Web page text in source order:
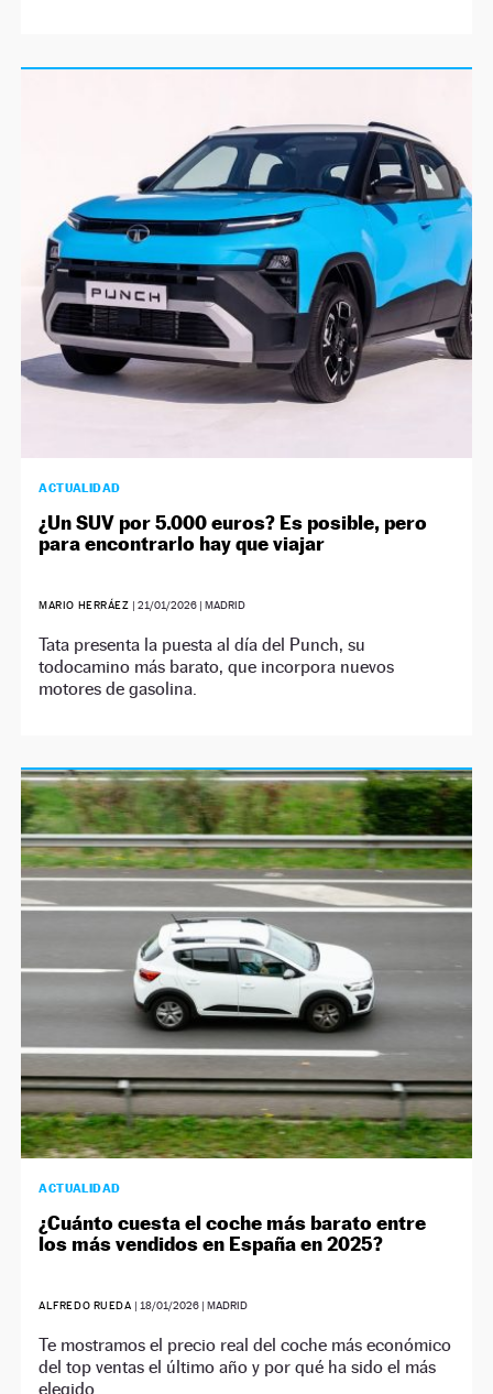
ACTUALIDAD
¿Un SUV por 5.000 euros? Es posible, pero
para encontrarlo hay que viajar
MARIO HERRÁEZ | 21/01/2026| MADRID
Tata presenta la puesta al día del Punch, su
todocamino más barato, que incorpora nuevos
motores de gasolina.
ACTUALIDAD
¿Cuánto cuesta el coche más barato entre
los más vendidos en España en 2025?
ALFREDO RUEDA | 18/01/2026| MADRID
Te mostramos el precio real del coche más económico
del top ventas el último año y por qué ha sido el más
elegido.